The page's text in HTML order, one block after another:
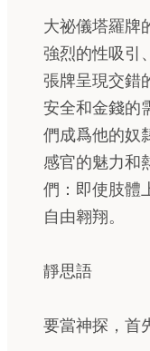
大祕儀塔羅牌
強烈的性吸引
張牌呈現交錯
安全和金錢的
們成爲他的奴
感官的魅力和
們：即使肢體
自由翱翔。
靜思語
要當神探，首